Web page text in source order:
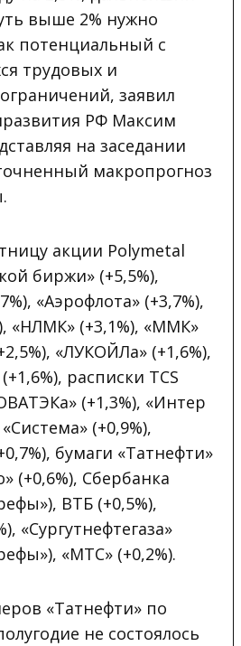
выше 2% нужно
потенциальный с
трудовых и
заявил
РФ Максим
на заседании
макропрогноз
акции Polymetal
биржи» (+5,5%),
«Аэрофлота» (+3,7%),
«НЛМК» (+3,1%), «ММК»
«ЛУКОЙЛа» (+1,6%),
расписки TCS
(+1,3%), «Интер
(+0,9%),
бумаги «Татнефти»
(+0,6%), Сбербанка
ВТБ (+0,5%),
«Сургутнефтегаза»
«МТС» (+0,2%).
«Татнефти» по
не состоялось